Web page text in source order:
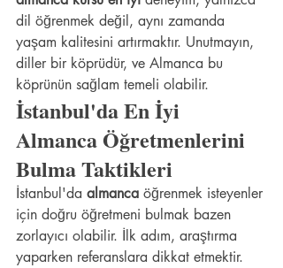
dil öğrenmek değil, aynı zamanda
yaşam kalitesini artırmaktır. Unutmayın,
diller bir köprüdür, ve Almanca bu
köprünün sağlam temeli olabilir.
İstanbul'da En İyi
Almanca Öğretmenlerini
Bulma Taktikleri
İstanbul'da almanca öğrenmek isteyenler
için doğru öğretmeni bulmak bazen
zorlayıcı olabilir. İlk adım, araştırma
yaparken referanslara dikkat etmektir.